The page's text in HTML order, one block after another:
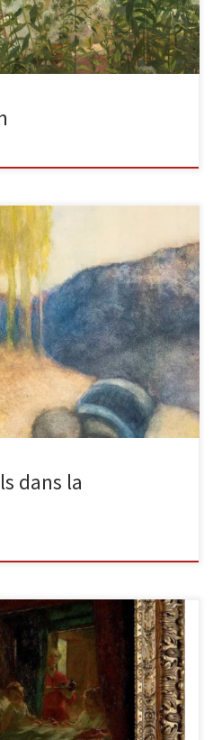
paysageTechnique mixte sur
bas à droite […]
dans la
en bas à droite. 60 x 60 cm